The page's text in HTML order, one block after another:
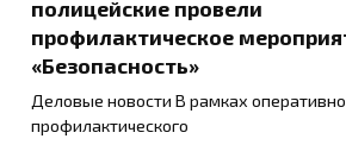
полицейские провели
профилактическое
«Безопасность»
Деловые новости В рамках
профилактического